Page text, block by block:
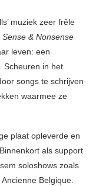
muziek zeer frêle
Sense & Nonsense
leven: een
Scheuren in het
songs te schrijven
waarmee ze
plaat opleverde en
als support
soloshows zoals
Belgique.